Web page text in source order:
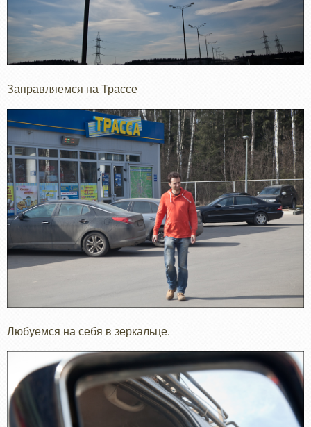
Заправляемся на Трассе
Любуемся на себя в зеркальце.